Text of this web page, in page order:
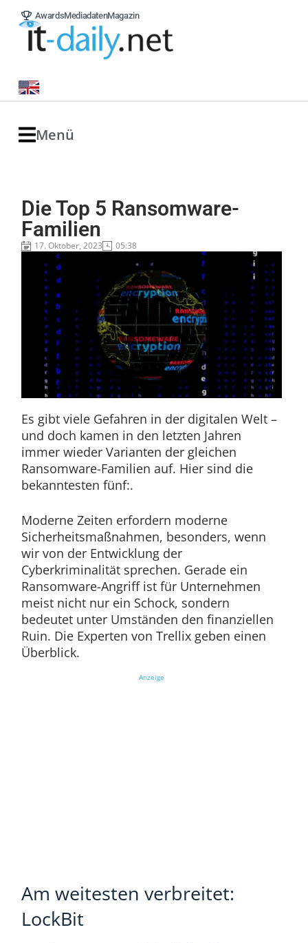
AwardsMediadatenMagazin
Menü
Die Top 5 Ransomware-
Familien
17. Oktober, 2023 05:38
Es gibt viele Gefahren in der digitalen Welt –
und doch kamen in den letzten Jahren
immer wieder Varianten der gleichen
Ransomware-Familien auf. Hier sind die
bekanntesten fünf:.
Moderne Zeiten erfordern moderne
Sicherheitsmaßnahmen, besonders, wenn
wir von der Entwicklung der
Cyberkriminalität sprechen. Gerade ein
Ransomware-Angriff ist für Unternehmen
meist nicht nur ein Schock, sondern
bedeutet unter Umständen den finanziellen
Ruin. Die Experten von Trellix geben einen
Überblick.
Anzeige
Am weitesten verbreitet:
LockBit